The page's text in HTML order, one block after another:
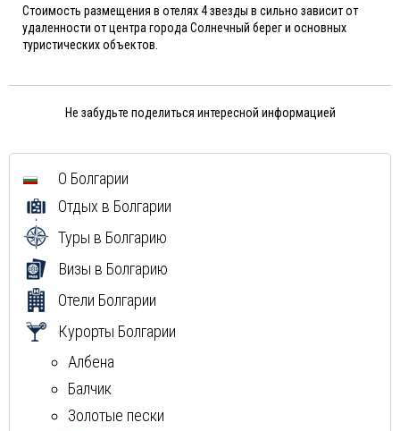
Стоимость размещения в отелях 4 звезды в сильно зависит от
удаленности от центра города Солнечный берег и основных
туристических объектов.
Не забудьте поделиться интересной информацией
О Болгарии
Отдых в Болгарии
Туры в Болгарию
Визы в Болгарию
Отели Болгарии
Курорты Болгарии
Албена
Балчик
Золотые пески